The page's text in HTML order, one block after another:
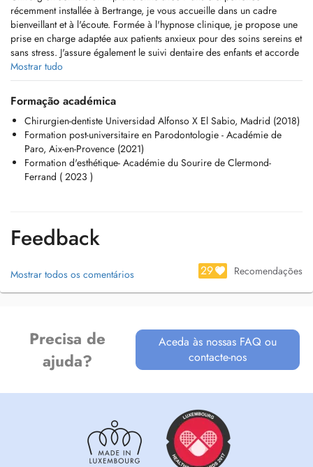
récemment installée à Bertrange, je vous accueille dans un cadre
bienveillant et à l'écoute. Formée à l'hypnose clinique, je propose une
prise en charge adaptée aux patients anxieux pour des soins sereins et
sans stress. J'assure également le suivi dentaire des enfants et accorde
une place importante aux soins préventifs. Je consulte en français,
anglais, espagnol, italien et arabe.
Mostrar tudo
Formação académica
Chirurgien-dentiste Universidad Alfonso X El Sabio, Madrid (2018)
Formation post-universitaire en Parodontologie - Académie de
Paro, Aix-en-Provence (2021)
Formation d'esthétique- Académie du Sourire de Clermond-
Ferrand ( 2023 )
Feedback
Mostrar todos os comentários 29 Recomendações
Precisa de
ajuda?
Aceda às nossas FAQ ou
contacte-nos